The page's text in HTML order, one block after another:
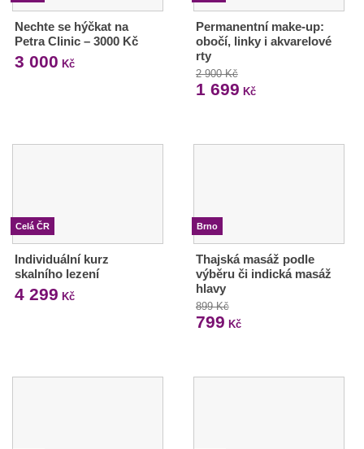
Nechte se hýčkat na
Petra Clinic – 3000 Kč
3 000 Kč
Permanentní make-up:
obočí, linky i akvarelové
rty
2 900 Kč
1 699 Kč
Celá ČR
Individuální kurz
skalního lezení
4 299 Kč
Brno
Thajská masáž podle
výběru či indická masáž
hlavy
899 Kč
799 Kč